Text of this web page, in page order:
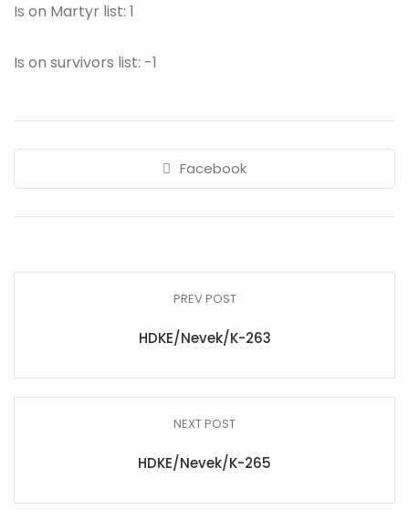
Is on Martyr list: 1
Is on survivors list: -1
Facebook
PREV POST
HDKE/Nevek/K-263
NEXT POST
HDKE/Nevek/K-265